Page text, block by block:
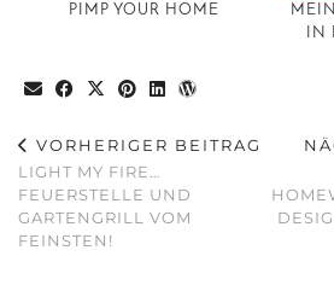
PIMP YOUR HOME
IN
VORHERIGER BEITRAG
LIGHT MY FIRE…
FEUERSTELLE UND
GARTENGRILL VOM
FEINSTEN!